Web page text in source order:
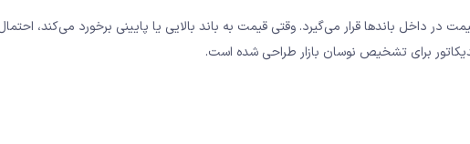
باند این است که حدود ۹۵٪ از زمان، قیمت در داخل باندها قرار می‌گیرد. وقتی قیمت به باند بالایی یا پایینی برخورد می‌کند،
برای تشخیص نوسان بازار طراحی شده است.